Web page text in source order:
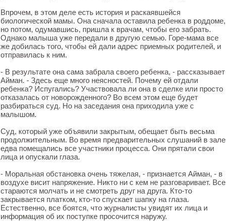
Впрочем, в этом деле есть история и раскаявшейся
биологической мамы. Она сначала оставила ребенка в роддоме,
но потом, одумавшись, пришла к врачам, чтобы его забрать.
Однако малыша уже передали в другую семью. Горе-мама все
же добилась того, чтобы ей дали адрес приемных родителей, и
отправилась к ним.
- В результате она сама забрала своего ребенка, - рассказывает
Айман. - Здесь еще много неясностей. Почему ей отдали
ребенка? Испугались? Участвовала ли она в сделке или просто
отказалась от новорожденного? Во всем этом еще будет
разбираться суд. Но на заседания она приходила уже с
малышом.
Суд, который уже объявили закрытым, обещает быть весьма
продолжительным. Во время предварительных слушаний в зале
едва помещались все участники процесса. Они прятали свои
лица и опускали глаза.
- Моральная обстановка очень тяжелая, - признается Айман, - в
воздухе висит напряжение. Никто ни с кем не разговаривает. Все
стараются молчать и не смотреть друг на друга. Кто-то
закрывается платком, кто-то спускает шапку на глаза.
Естественно, все боятся, что журналисты увидят их лица и
информация об их поступке просочится наружу.